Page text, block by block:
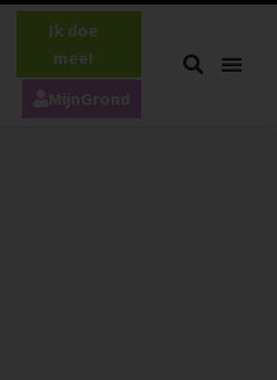
Ik doe
mee!